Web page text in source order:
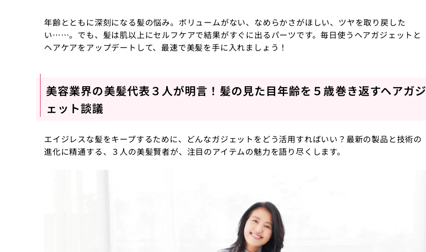
年齢とともに深刻になる髪の悩み。ボリュームがない、なめらかさがほしい、ツヤを取り戻した
い……。でも、髪は肌以上にセルフケアで結果がすぐに出るパーツです。毎日使うヘアガジェットと
ヘアケアをアップデートして、最速で美髪を手に入れましょう！
美容業界の美髪代表３人が明言！髪の見た目年齢を５歳巻き返すヘアガジ
ェット談議
エイジレスな髪をキープするために、どんなガジェットをどう活用すればいい？最新の製品と技術の
進化に精通する、３人の美髪賢者が、注目のアイテムの魅力を語り尽くします。